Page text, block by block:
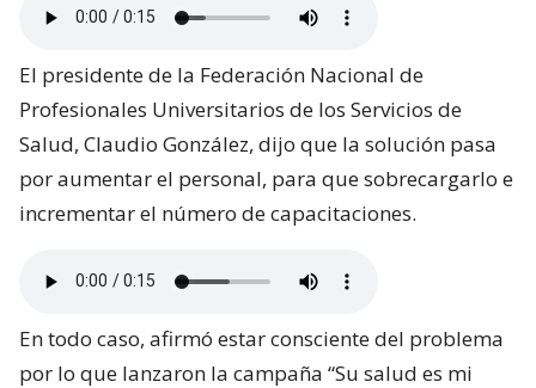
El presidente de la Federación Nacional de
Profesionales Universitarios de los Servicios de
Salud, Claudio González, dijo que la solución pasa
por aumentar el personal, para que sobrecargarlo e
incrementar el número de capacitaciones.
En todo caso, afirmó estar consciente del problema
por lo que lanzaron la campaña “Su salud es mi